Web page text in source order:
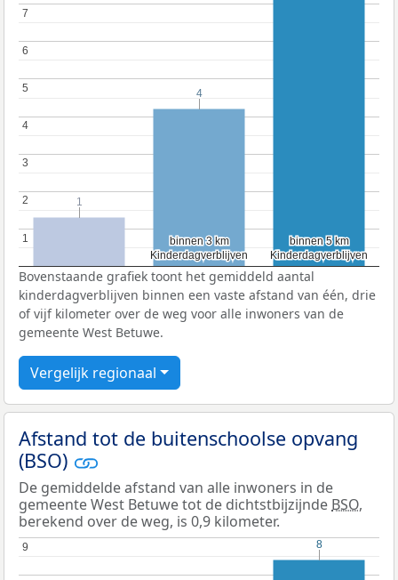
Kinderdagverblijven
Kinderdagverblijven
binnen 3 km
binnen 3 km
Kinderdagverblijven
Kinderdagverblijven
binnen 5 km
binnen 5 km
11
2
2
3
3
4
4
5
5
6
6
7
7
1
1
4
4
Bovenstaande grafiek toont het gemiddeld aantal
kinderdagverblijven binnen een vaste afstand van één, drie
of vijf kilometer over de weg voor alle inwoners van de
gemeente West Betuwe.
Vergelijk regionaal
Afstand tot de buitenschoolse opvang
(BSO)
De gemiddelde afstand van alle inwoners in de
gemeente West Betuwe tot de dichtstbijzijnde BSO,
berekend over de weg, is 0,9 kilometer.
9
9 8
8